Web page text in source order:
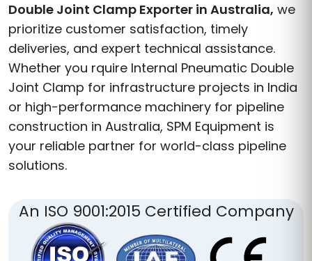
Double Joint Clamp Exporter in Australia, we
prioritize customer satisfaction, timely
deliveries, and expert technical assistance.
Whether you rquire Internal Pneumatic Double
Joint Clamp for infrastructure projects in India
or high-performance machinery for pipeline
construction in Australia, SPM Equipment is
your reliable partner for world-class pipeline
solutions.
An ISO 9001:2015 Certified Company